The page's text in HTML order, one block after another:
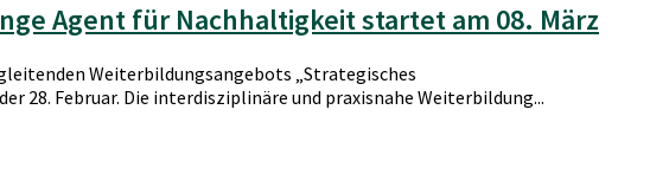
Agent für Nachhaltigkeit startet am 08. März
Weiterbildungsangebots „Strategisches
Februar. Die interdisziplinäre und praxisnahe Weiterbildung...